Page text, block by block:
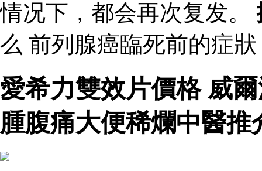
情况下，都会再次复发。
么 前列腺癌臨死前的症狀
愛希力雙效片價格 威
腫腹痛大便稀爛中醫